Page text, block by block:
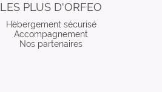
LES PLUS D'ORFEO
Hébergement sécurisé
Accompagnement
Nos partenaires